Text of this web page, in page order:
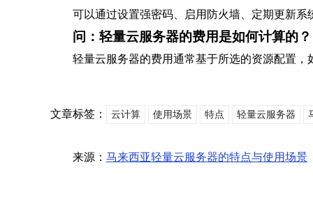
可以通过设置强密码、启用防火墙、定期更新
问：轻量云服务器的费用是如何计算的？
轻量云服务器的费用通常基于所选的资源配置
文章标签： 云计算 使用场景 特点 轻量云服务器
来源： 马来西亚轻量云服务器的特点与使用场景